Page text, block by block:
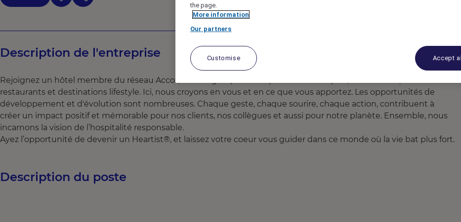
Description de l'entreprise
Rejoignez un hôtel membre du réseau Accor, dont le groupe réunit plus de 45 marques, 5 500 hôtels, 10 000
restaurants et destinations lifestyle. Ici, nous croyons en vous et en ce que vous apportez. Les opportunités de
développement et d'évolution sont nombreuses. Chaque geste, chaque sourire, chaque action, contribuent à
créer un impact positif et mémorable pour nos clients, nos collègues et aussi pour notre planète. Ensemble, nous
incarnons la vision de l’hospitalité responsable.
Ayez l’opportunité de devenir un Heartist®, et laissez votre coeur vous guider dans ce monde où la vie bat plus fort.
Description du poste
the page.
More information
Our partners
Customise Accept all